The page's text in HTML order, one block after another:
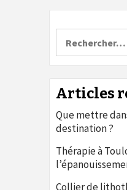
Articles
Que mettre
destination ?
Thérapie à
Collier de